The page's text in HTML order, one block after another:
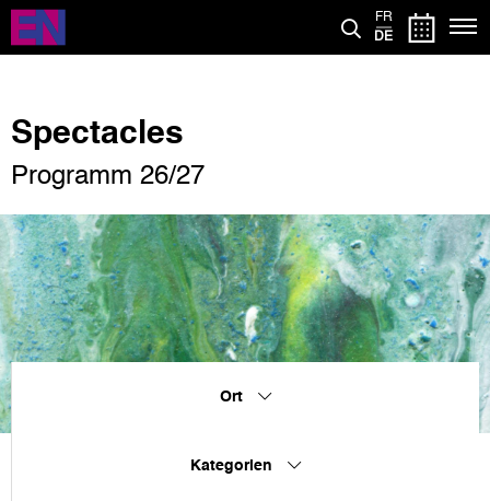
Direkt
zum
Inhalt
FR
DE
Spectacles
Programm 26/27
Ort
Kategorien